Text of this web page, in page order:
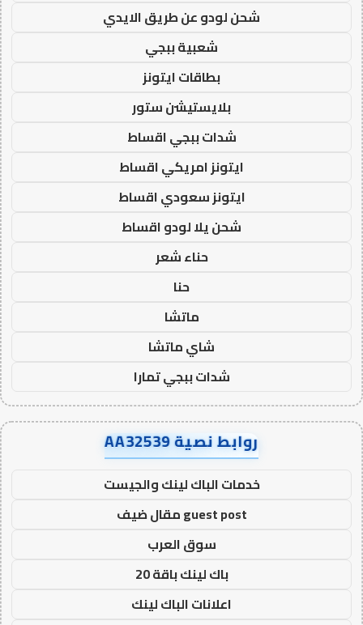
شحن لودو عن طريق الايدي
شعبية ببجي
بطاقات ايتونز
بلايستيشن ستور
شدات ببجي اقساط
ايتونز امريكي اقساط
ايتونز سعودي اقساط
شحن يلا لودو اقساط
حناء شعر
حنا
ماتشا
شاي ماتشا
شدات ببجي تمارا
روابط نصية AA32539
خدمات الباك لينك والجيست
guest post مقال ضيف
سوق العرب
باك لينك باقة 20
اعلانات الباك لينك